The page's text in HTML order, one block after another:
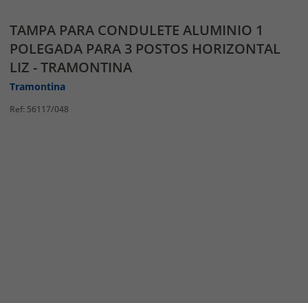
TAMPA PARA CONDULETE ALUMINIO 1
POLEGADA PARA 3 POSTOS HORIZONTAL
LIZ - TRAMONTINA
Tramontina
56117/048